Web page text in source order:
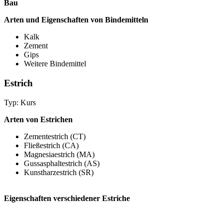
Bau
Arten und Eigenschaften von Bindemitteln
Kalk
Zement
Gips
Weitere Bindemittel
Estrich
Typ: Kurs
Arten von Estrichen
Zementestrich (CT)
Fließestrich (CA)
Magnesiaestrich (MA)
Gussasphaltestrich (AS)
Kunstharzestrich (SR)
Eigenschaften verschiedener Estriche